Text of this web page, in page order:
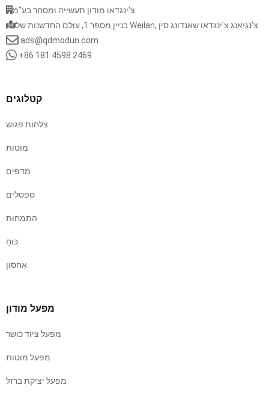
צ'ינגדאו מודון תעשייה ומסחר בע"מ
ads@qdmodun.com
+86 181 4598 2469
קטלוגים
צלחות פגוש
מוטות
מדפים
ספסלים
הִתמַחוּת
כּוֹחַ
אִחסוּן
מפעל מודון
מפעל ציוד כושר
מפעל מוטות
מפעל יציקת ברזל